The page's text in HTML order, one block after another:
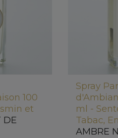
100
et
DE
Spray
ml -
Tabac,
AMBRE